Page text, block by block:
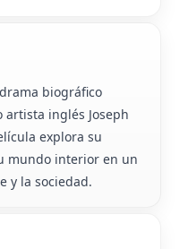
biográfico
artista inglés Joseph
explora su
mundo interior en un
y la sociedad.